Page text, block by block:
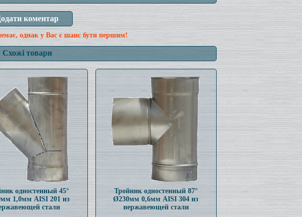
однак у Вас є шанс бути першим!
Схожі товари
одностенный 45°
1,0мм AISI 201 из
стали
Тройник одностенный 87°
Ø230мм 0,6мм AISI 304 из
нержавеющей стали